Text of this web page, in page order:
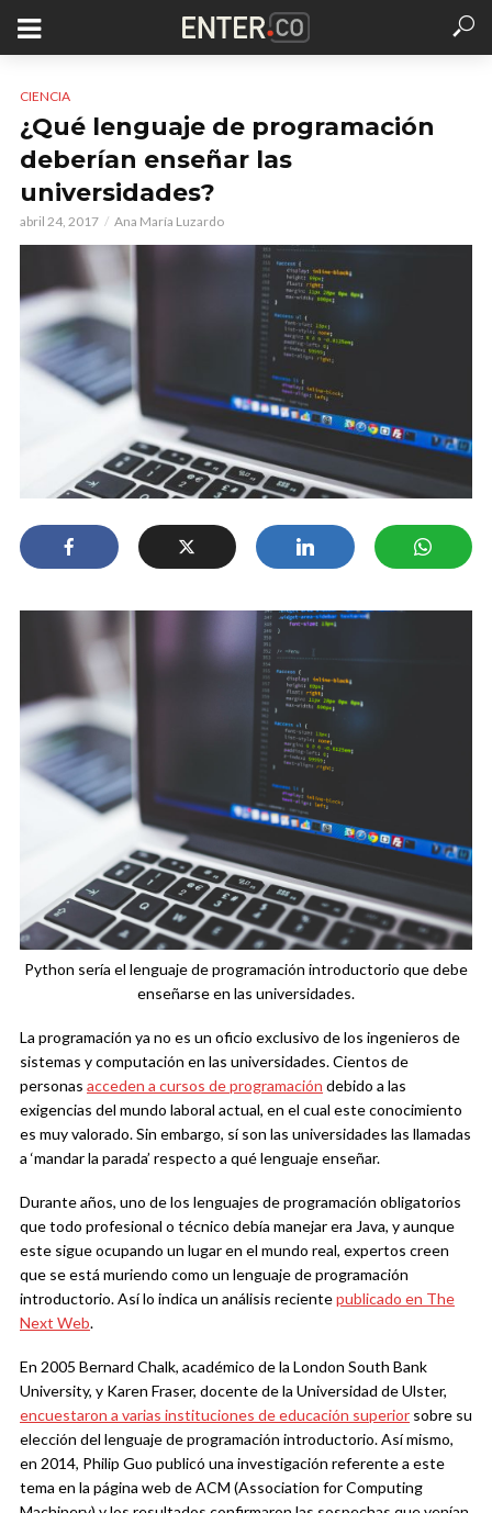
CIENCIA
¿Qué lenguaje de programación
deberían enseñar las
universidades?
abril 24, 2017 Ana María Luzardo
Python sería el lenguaje de programación introductorio que debe
enseñarse en las universidades.
La programación ya no es un oficio exclusivo de los ingenieros de
sistemas y computación en las universidades. Cientos de
personas acceden a cursos de programación debido a las
exigencias del mundo laboral actual, en el cual este conocimiento
es muy valorado. Sin embargo, sí son las universidades las llamadas
a ‘mandar la parada’ respecto a qué lenguaje enseñar.
Durante años, uno de los lenguajes de programación obligatorios
que todo profesional o técnico debía manejar era Java, y aunque
este sigue ocupando un lugar en el mundo real, expertos creen
que se está muriendo como un lenguaje de programación
introductorio. Así lo indica un análisis recientepublicado en The
Next Web.
En 2005 Bernard Chalk, académico de la London South Bank
University, y Karen Fraser, docente de la Universidad de Ulster,
encuestaron a varias instituciones de educación superior sobre su
elección del lenguaje de programación introductorio. Así mismo,
en 2014, Philip Guo publicó una investigación referente a este
tema en la página web de ACM (Association for Computing